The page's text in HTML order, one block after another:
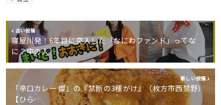
古い投稿
寝屋川発！6年目に突入した「なにわファンド」ってな
に？中の人…
新しい投稿
「辛口カレー 燦」の『禁断の3種がけ』（枚方市西禁野）
【ひら…